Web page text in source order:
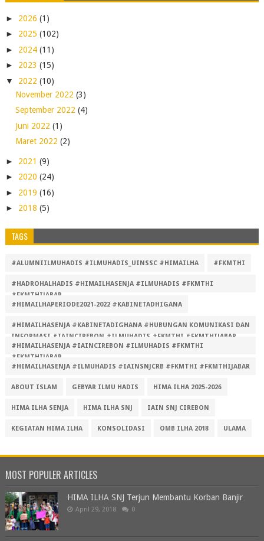
► 2026 (1)
► 2025 (102)
► 2024 (11)
► 2023 (15)
▼ 2022 (10)
November 2022 (3)
September 2022 (4)
Juni 2022 (1)
Maret 2022 (2)
► 2021 (9)
► 2020 (24)
► 2019 (16)
► 2018 (5)
TAGS
#ALUMNIILMUHADIS #ILMUHADIS_UINSSC #HIMAILHA #FKMTHI
#HADROHALHADIS #HIMAILHASENJA #ILMUHADIS #FKMTHI
#FKMTHIJABAR
#HIMAILHAPERIODE2021-2022 #KABINETADHIGANA
#HIMAILHASENJA #KABINETADIGHANA #HUBUNGAN KOMUNIKASI DAN
INFORMASI #IAINCIREBON #ILMUHADIS #FKMTHI #FKMTHIJABAR
#HIMAILHASENJA #IAINCIREBON #ILMUHADIS #FKMTHI
#FKMTHIJABAR
#HIMAILHASENJA #ILMUHADIS #IAINSNJCRB #FKMTHI #FKMTHIJABAR
ABOUT ISLAM GEBYAR ILMU HADIS HIMA ILHA 2025-2026
HIMA ILHA SENJA HIMA ILHA SNJ IAIN SNJ CIREBON
KEGIATAN HIMA ILHA KONSOLIDASI OMB ILHA 2018 ULAMA
MOST POPULER ARTICLES
HIMA ILHA SNJ Terjun Membantu Korban Banjir
April 29, 2018 0